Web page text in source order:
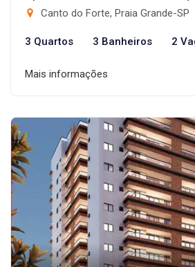
Canto do Forte, Praia Grande-SP
3 Quartos 3 Banheiros 2
Mais informações